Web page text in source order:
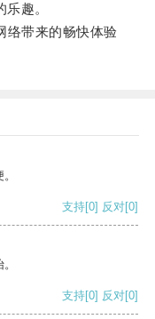
趣。
带来的畅快体验
支持[0] 反对[0]
支持[0] 反对[0]